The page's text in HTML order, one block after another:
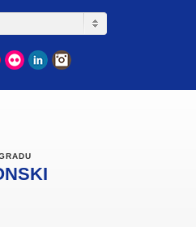
YouTube
Flickr LinkedIn